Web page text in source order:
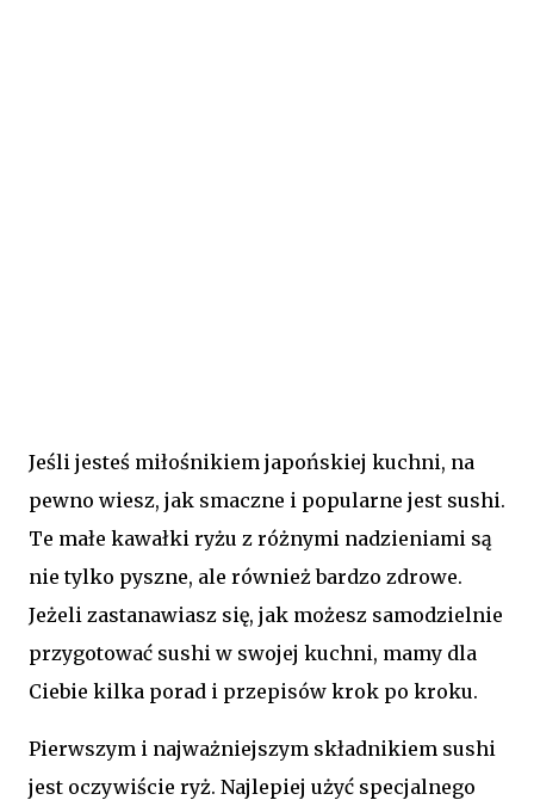
Jeśli jesteś miłośnikiem japońskiej kuchni, na
pewno wiesz, jak smaczne i popularne jest sushi.
Te małe kawałki ryżu z różnymi nadzieniami są
nie tylko pyszne, ale również bardzo zdrowe.
Jeżeli zastanawiasz się, jak możesz samodzielnie
przygotować sushi w swojej kuchni, mamy dla
Ciebie kilka porad i przepisów krok po kroku.
Pierwszym i najważniejszym składnikiem sushi
jest oczywiście ryż. Najlepiej użyć specjalnego